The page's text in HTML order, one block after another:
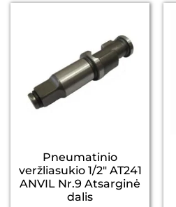
Pneumatinio
veržliasukio 1/2″ AT241
ANVIL Nr.9 Atsarginė
dalis